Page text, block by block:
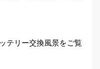
テリー交換風景をご覧